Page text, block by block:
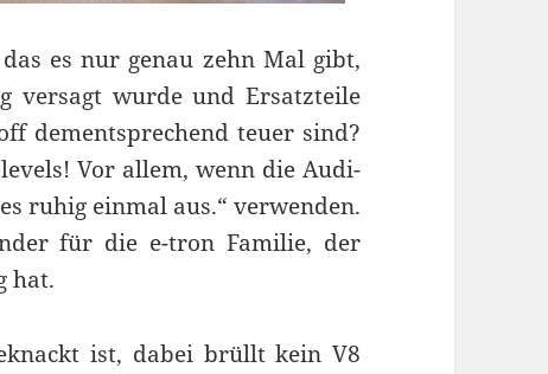
es nur genau zehn Mal gibt,
versagt wurde und Ersatzteile
dementsprechend teuer sind?
Vor allem, wenn die Audi-
ruhig einmal aus.“ verwenden.
für die e-tron Familie, der
hat.
ist, dabei brüllt kein V8